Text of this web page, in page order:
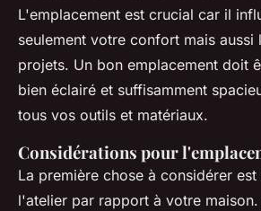
L'emplacement est crucial car il
seulement votre confort mais
projets. Un bon emplacement doit
bien éclairé et suffisamment
tous vos outils et matériaux.
Considérations pour
La première chose à considérer
l'atelier par rapport à votre